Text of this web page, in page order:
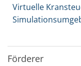
Virtuelle
Förderer